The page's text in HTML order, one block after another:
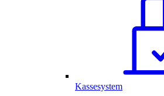
Kassesystem